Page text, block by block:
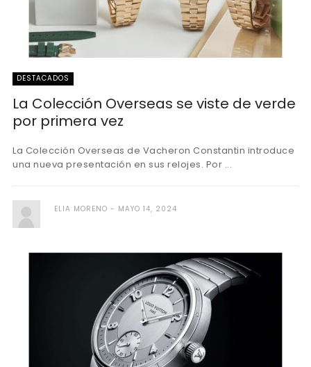
DESTACADOS
La Colección Overseas se viste de verde
por primera vez
La Colección Overseas de Vacheron Constantin introduce
una nueva presentación en sus relojes. Por ...
ELIA MORENO MAYO 14, 2024